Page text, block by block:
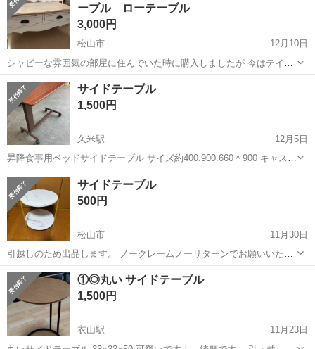
定...
ーブル ローテーブル
3,000円
松山市
12月10日
シャビーな雰囲気の部屋に住んでいた時に購入しましたが 今はテイス
トが合わなくなったので不要になりました。 どなたか使っていただけ
ると嬉しいです☺️ しっかりした作りで 55インチのテレビボードにして
いた時もありました。 ...
愛媛 松山市 テーブル アンティーク
サイドテーブル
1,500円
久米駅
12月5日
昇降食事用ベッドサイドテーブル サイズ約400.900.660＾900 キャスタ
ー付きで移動も楽々 清掃後除菌してます。 引き取り相談にのります。
管理番号 2161433
愛媛 松山市 久米駅 テーブル
サイドテーブル
500円
松山市
11月30日
引越しのため出品します。 ノークレームノーリターンでお願いいたし
ます。 オシャレなサイドテーブル
愛媛 松山市 テーブル サイドテーブル
①◎丸い サイドテーブル
1,500円
衣山駅
11月23日